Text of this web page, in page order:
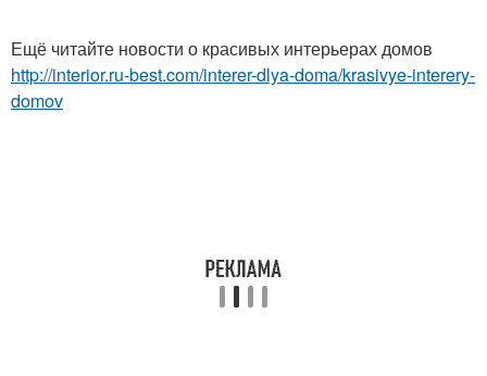
Ещё читайте новости о красивых интерьерах домов
http://interior.ru-best.com/interer-dlya-doma/krasivye-interery-
domov